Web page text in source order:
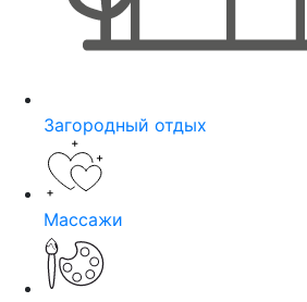
Загородный отдых
Массажи